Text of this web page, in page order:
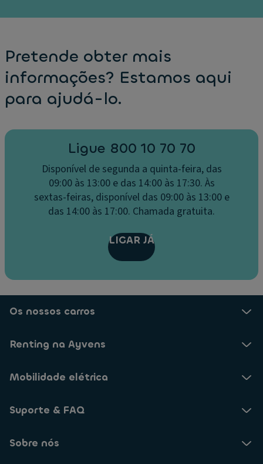
Pretende obter mais
informações? Estamos aqui
para ajudá-lo.
Ligue 800 10 70 70
Disponível de segunda a quinta-feira, das
09:00 às 13:00 e das 14:00 às 17:30. Às
sextas-feiras, disponível das 09:00 às 13:00 e
das 14:00 às 17:00. Chamada gratuita.
LIGAR JÁ
Os nossos carros
Renting na Ayvens
Mobilidade elétrica
Suporte & FAQ
Sobre nós